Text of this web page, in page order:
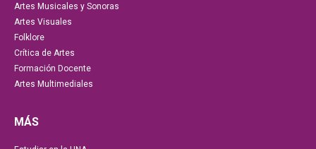
Artes Musicales y Sonoras
Artes Visuales
Folklore
Crítica de Artes
Formación Docente
Artes Multimediales
MÁS